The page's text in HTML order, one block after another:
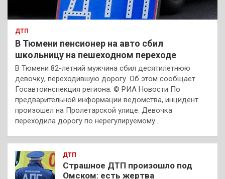
ДТП
В Тюмени пенсионер на авто сбил
школьницу на пешеходном переходе
В Тюмени 82-летний мужчина сбил десятилетнюю
девочку, переходившую дорогу. Об этом сообщает
Госавтоинспекция региона. © РИА Новости По
предварительной информации ведомства, инцидент
произошел на Пролетарской улице. Девочка
переходила дорогу по нерегулируемому…
ДТП
Страшное ДТП произошло под
Омском: есть жертва